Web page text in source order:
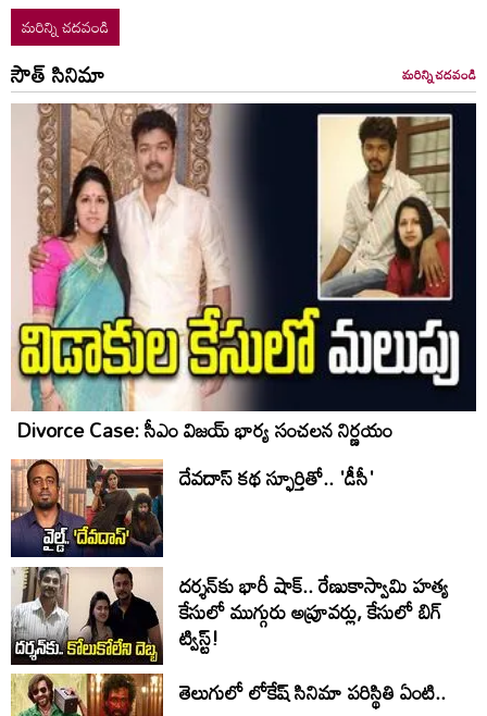
మరిన్ని చదవండి
సౌత్ సినిమా మరిన్ని చదవండి
Divorce Case: సీఎం విజయ్ భార్య సంచలన నిర్ణయం
దేవదాస్ కథ స్ఫూర్తితో.. 'డీసీ'
దర్శన్‌కు భారీ షాక్.. రేణుకాస్వామి హత్య
కేసులో ముగ్గురు అప్రూవర్లు, కేసులో బిగ్
ట్విస్ట్!
తెలుగులో లోకేష్ సినిమా పరిస్థితి ఏంటి..